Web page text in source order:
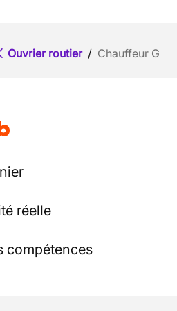
Ouvrier routier / Chauffeur G
réelle
compétences